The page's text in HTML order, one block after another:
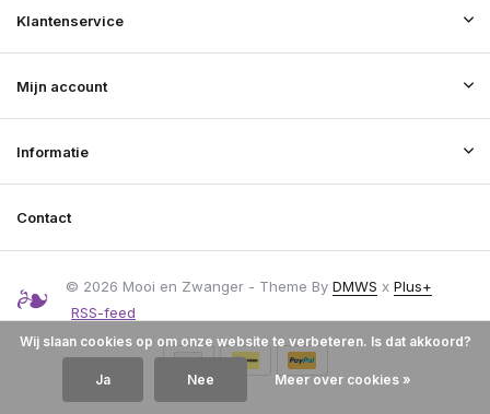
Klantenservice
Mijn account
Informatie
Contact
© 2026 Mooi en Zwanger - Theme By DMWS x Plus+
RSS-feed
Wij slaan cookies op om onze website te verbeteren. Is dat akkoord?
Ja Nee Meer over cookies »